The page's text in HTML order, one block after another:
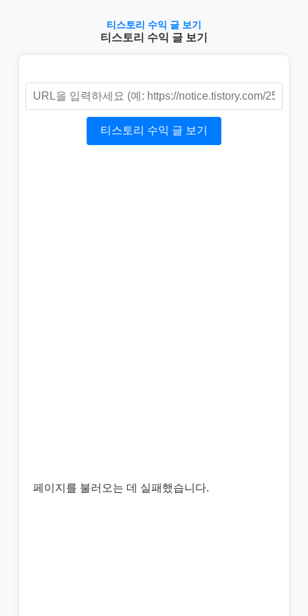
티스토리 수익 글 보기
티스토리 수익 글 보기
티스토리 수익 글 보기
페이지를 불러오는 데 실패했습니다.